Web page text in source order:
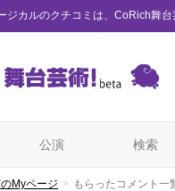
ジカルのクチコミは、CoRich舞台
公演 検索
Myページ もらったコメント一